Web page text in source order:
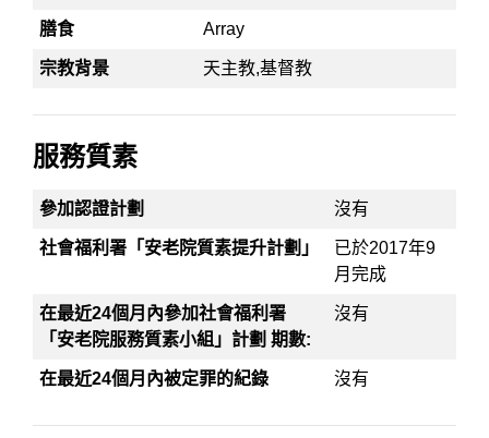
膳食 Array
宗教背景 天主教,基督教
服務質素
參加認證計劃 沒有
社會福利署「安老院質素提升計劃」
已於2017年9
月完成
在最近24個月內參加社會福利署
「安老院服務質素小組」計劃 期數:
沒有
在最近24個月內被定罪的紀錄 沒有